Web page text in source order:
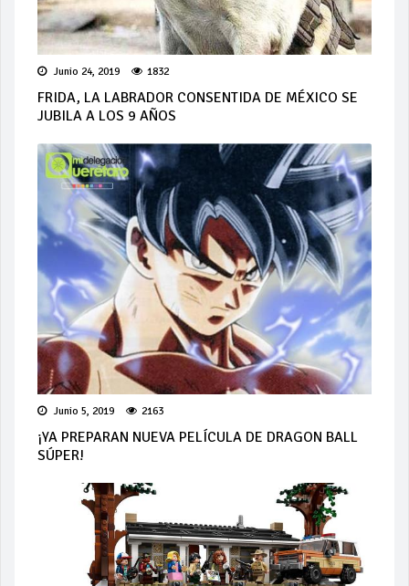
Junio 24, 2019 1832
FRIDA, LA LABRADOR CONSENTIDA DE MÉXICO SE
JUBILA A LOS 9 AÑOS
Junio 5, 2019 2163
¡YA PREPARAN NUEVA PELÍCULA DE DRAGON BALL
SÚPER!